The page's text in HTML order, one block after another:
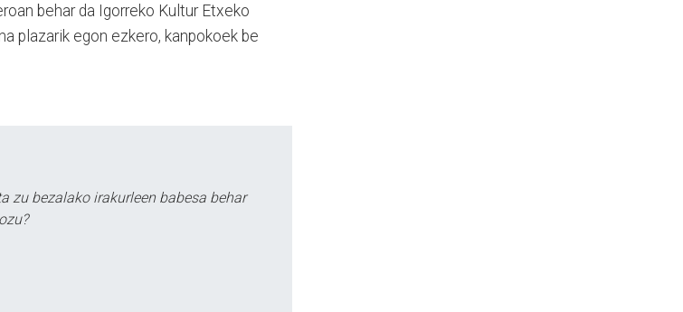
behar da Igorreko Kultur Etxeko
plazarik egon ezkero, kanpokoek be
zu bezalako irakurleen babesa behar